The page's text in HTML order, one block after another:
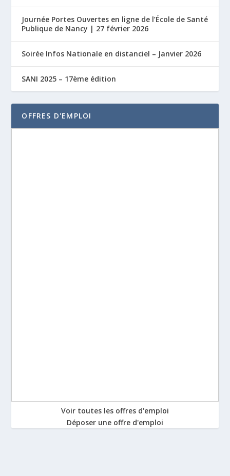
Journée Portes Ouvertes en ligne de l’École de Santé
Publique de Nancy | 27 février 2026
Soirée Infos Nationale en distanciel – Janvier 2026
SANI 2025 – 17ème édition
OFFRES D'EMPLOI
Voir toutes les offres d'emploi
Déposer une offre d'emploi